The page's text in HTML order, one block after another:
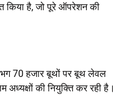
किया है, जो पूरे ऑपरेशन की
70 हजार बूथों पर बूथ लेवल
की नियुक्ति कर रही है।